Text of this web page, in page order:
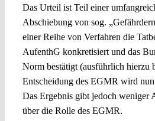
Das Urteil ist Teil einer
Abschiebung von sog.
einer Reihe von Verfahren die
AufenthG konkretisiert und das
Norm bestätigt (ausführlich hierzu
Entscheidung des EGMR wird
Das Ergebnis gibt jedoch weniger
über die Rolle des EGMR.